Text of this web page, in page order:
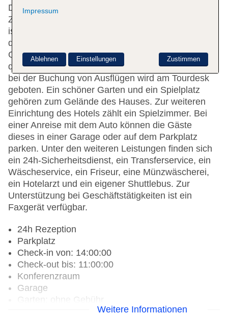
Das Hotel mit einem Aufzug verfügt über 18
Zimmer. Das freundliche Personal an der Rezeption
ist gerne bei allen Fragen behilflich. Die Einrichtung
der Unterbringung umfasst eine
Gepäckaufbewahrung und einen Safe. WLAN ist in
den öffentlichen Bereichen verfügbar. Hilfestellung
bei der Buchung von Ausflügen wird am Tourdesk
geboten. Ein schöner Garten und ein Spielplatz
gehören zum Gelände des Hauses. Zur weiteren
Einrichtung des Hotels zählt ein Spielzimmer. Bei
einer Anreise mit dem Auto können die Gäste
dieses in einer Garage oder auf dem Parkplatz
parken. Unter den weiteren Leistungen finden sich
ein 24h-Sicherheitsdienst, ein Transferservice, ein
Wäscheservice, ein Friseur, eine Münzwäscherei,
ein Hotelarzt und ein eigener Shuttlebus. Zur
Unterstützung bei Geschäftstätigkeiten ist ein
Faxgerät verfügbar.
24h Rezeption
Parkplatz
Check-in von: 14:00:00
Check-out bis: 11:00:00
Konferenzraum
Garage
Weitere Informationen
Impressum
Zustimmen
Ablehnen Einstellungen